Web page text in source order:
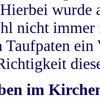
wurde
nicht
Taufpaten
im